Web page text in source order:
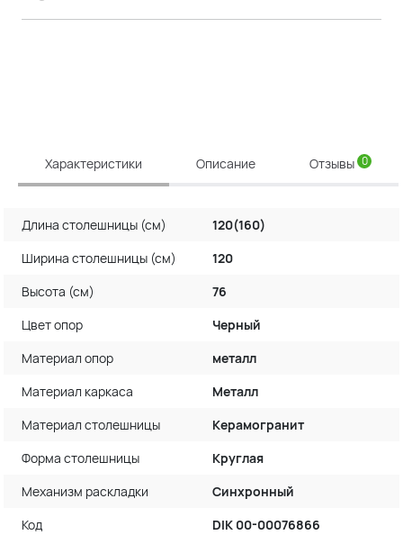
Характеристики Описание Отзывы 0
Длина столешницы (см)
120(160)
Ширина столешницы (см)
120
Высота (см)
76
Цвет опор
Черный
Материал опор
металл
Материал каркаса
Металл
Материал столешницы
Керамогранит
Форма столешницы
Круглая
Механизм раскладки
Синхронный
Код
DIK 00-00076866